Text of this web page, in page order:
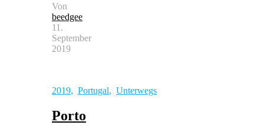
Von
beedgee
11.
September
2019
2019, Portugal, Unterwegs
Porto